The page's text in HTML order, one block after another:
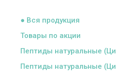
● Вся продукция
Товары по акции
Пептиды натуральные
Пептиды натуральные